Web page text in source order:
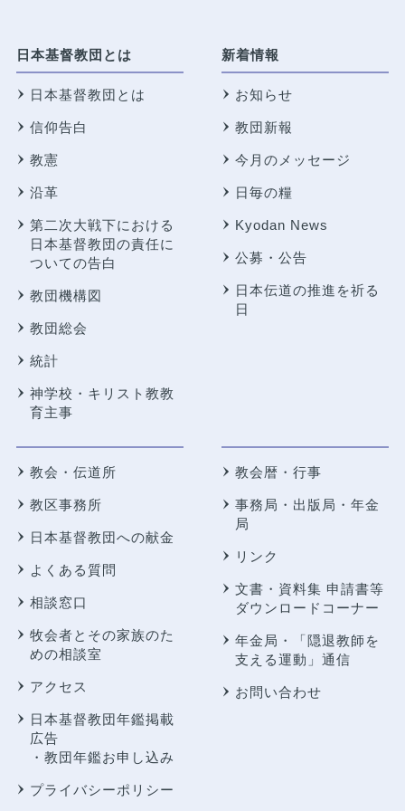
日本基督教団とは
日本基督教団とは
信仰告白
教憲
沿革
第二次大戦下における
日本基督教団の責任に
ついての告白
教団機構図
教団総会
統計
神学校・キリスト教教
育主事
新着情報
お知らせ
教団新報
今月のメッセージ
日毎の糧
Kyodan News
公募・公告
日本伝道の推進を祈る
日
教会・伝道所
教区事務所
日本基督教団への献金
よくある質問
相談窓口
牧会者とその家族のた
めの相談室
アクセス
日本基督教団年鑑掲載
広告
・教団年鑑お申し込み
プライバシーポリシー
教会暦・行事
事務局・出版局・年金
局
リンク
文書・資料集 申請書等
ダウンロードコーナー
年金局・
「隠退教師を
支える運動」通信
お問い合わせ